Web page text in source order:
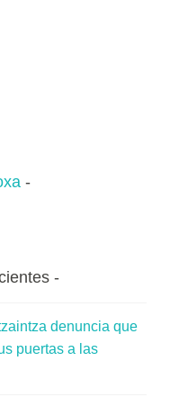
denuncia que
puertas a las